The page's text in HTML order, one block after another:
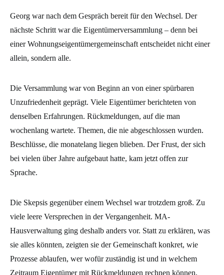
Georg war nach dem Gespräch bereit für den Wechsel. Der
nächste Schritt war die Eigentümerversammlung – denn bei
einer Wohnungseigentümergemeinschaft entscheidet nicht einer
allein, sondern alle.
Die Versammlung war von Beginn an von einer spürbaren
Unzufriedenheit geprägt. Viele Eigentümer berichteten von
denselben Erfahrungen. Rückmeldungen, auf die man
wochenlang wartete. Themen, die nie abgeschlossen wurden.
Beschlüsse, die monatelang liegen blieben. Der Frust, der sich
bei vielen über Jahre aufgebaut hatte, kam jetzt offen zur
Sprache.
Die Skepsis gegenüber einem Wechsel war trotzdem groß. Zu
viele leere Versprechen in der Vergangenheit. MA-
Hausverwaltung ging deshalb anders vor. Statt zu erklären, was
sie alles könnten, zeigten sie der Gemeinschaft konkret, wie
Prozesse ablaufen, wer wofür zuständig ist und in welchem
Zeitraum Eigentümer mit Rückmeldungen rechnen können.